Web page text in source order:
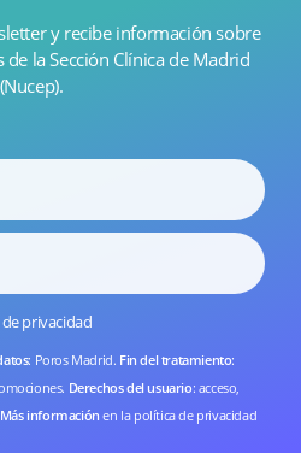
y recibe información sobre
de la Sección Clínica de Madrid
(Nucep).
privacidad
: Poros Madrid. Fin del tratamiento:
Derechos del usuario: acceso,
Más información en la política de privacidad